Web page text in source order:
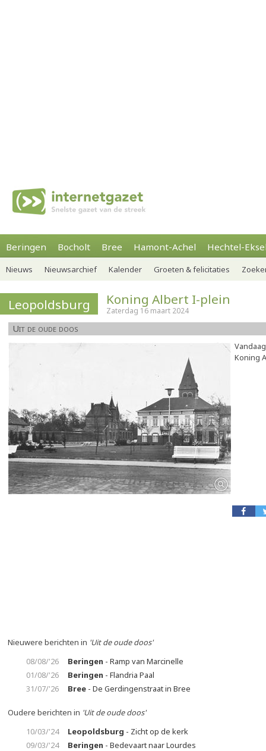
Beringen Bocholt Bree Hamont-Achel Hechtel-
Nieuws Nieuwsarchief Kalender Groeten & felicitaties
Leopoldsburg Koning Albert I-plein
Zaterdag 16 maart 2024
Uit de oude doos
Koning
Nieuwere berichten in 'Uit de oude doos'
08/08/'26
Beringen - Ramp van Marcinelle
01/08/'26
Beringen - Flandria Paal
31/07/'26
Bree - De Gerdingenstraat in Bree
Oudere berichten in 'Uit de oude doos'
10/03/'24
Leopoldsburg - Zicht op de kerk
09/03/'24
Beringen - Bedevaart naar Lourdes